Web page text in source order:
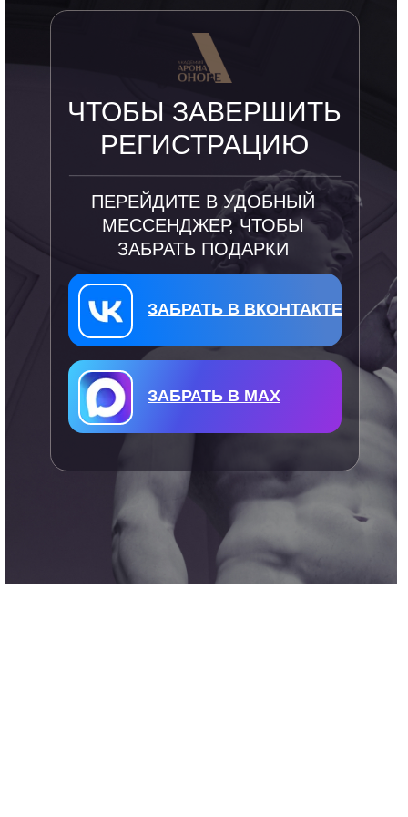
ЧТОБЫ ЗАВЕРШИТЬ
РЕГИСТРАЦИЮ
ПЕРЕЙДИТЕ В УДОБНЫЙ
МЕССЕНДЖЕР, ЧТОБЫ
ЗАБРАТЬ ПОДАРКИ
ЗАБРАТЬ В MAX
ЗАБРАТЬ В ВКОНТАКТЕ